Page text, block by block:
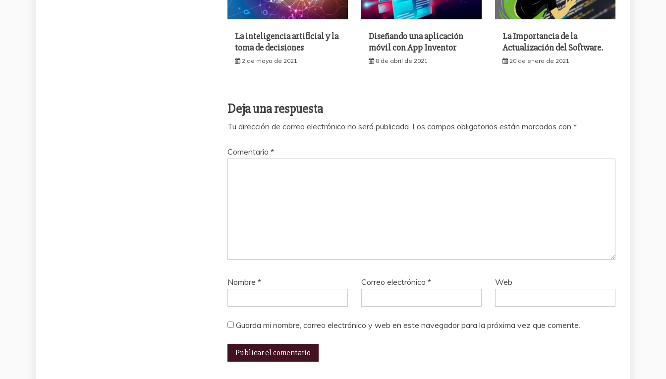
La inteligencia artificial y la
toma de decisiones
2 de mayo de 2021
Diseñando una aplicación
móvil con App Inventor
8 de abril de 2021
La Importancia de la
Actualización del Software.
20 de enero de 2021
Deja una respuesta
Tu dirección de correo electrónico no será publicada. Los campos obligatorios están marcados con *
Comentario *
Nombre * Correo electrónico* Web
Guarda mi nombre, correo electrónico y web en este navegador para la próxima vez que comente.